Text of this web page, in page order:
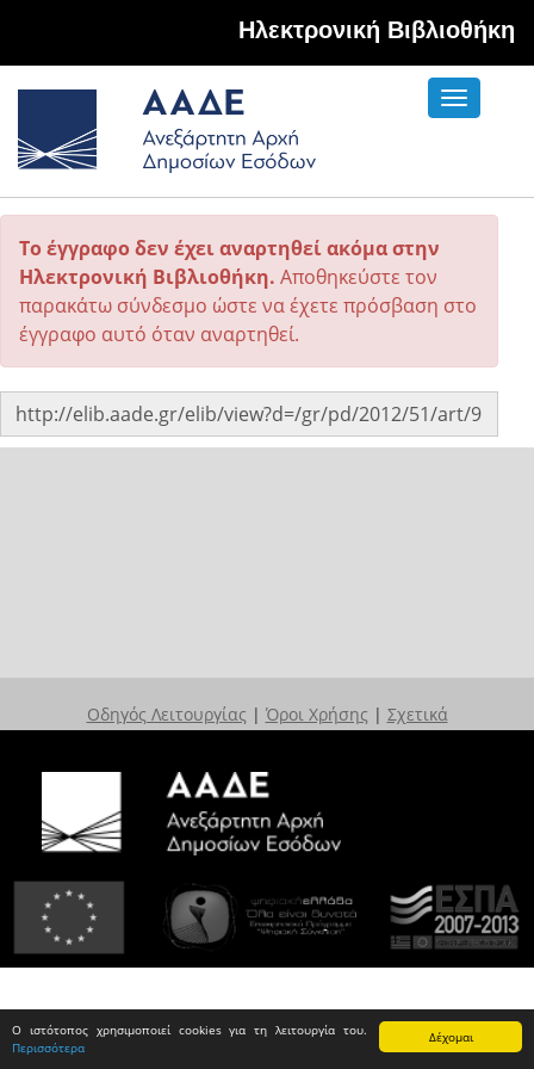
Δέχομαι
Ο ιστότοπος χρησιμοποιεί cookies για τη λειτουργία του.
Περισσότερα
Hλεκτρονική Βιβλιοθήκη
Toggle
Το έγγραφο δεν έχει αναρτηθεί ακόμα στην
Ηλεκτρονική Βιβλιοθήκη. Αποθηκεύστε τον
παρακάτω σύνδεσμο ώστε να έχετε πρόσβαση στο
έγγραφο αυτό όταν αναρτηθεί.
Οδηγός Λειτουργίας | Όροι Χρήσης | Σχετικά